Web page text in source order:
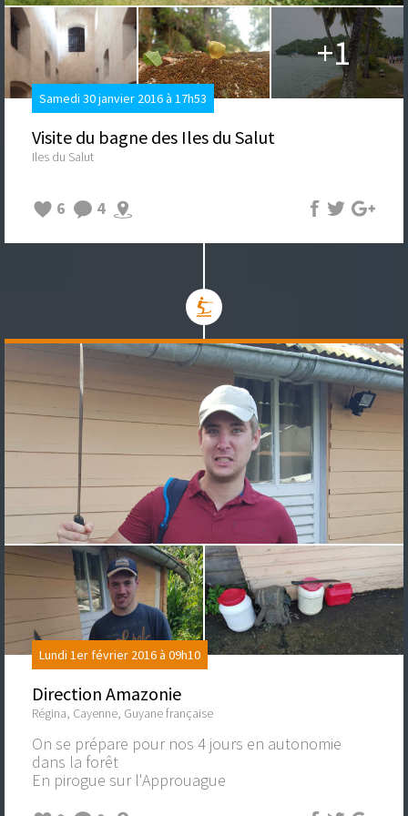
+1
Samedi 30 janvier 2016 à 17h53
Visite du bagne des Iles du Salut
Iles du Salut
6 4
Lundi 1er février 2016 à 09h10
Direction Amazonie
Régina, Cayenne, Guyane française
On se prépare pour nos 4 jours en autonomie
dans la forêt
En pirogue sur l'Approuague